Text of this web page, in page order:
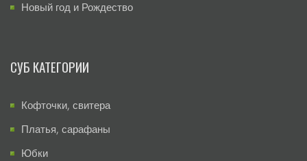
Новый год и Рождество
СУБ КАТЕГОРИИ
Кофточки, свитера
Платья, сарафаны
Юбки